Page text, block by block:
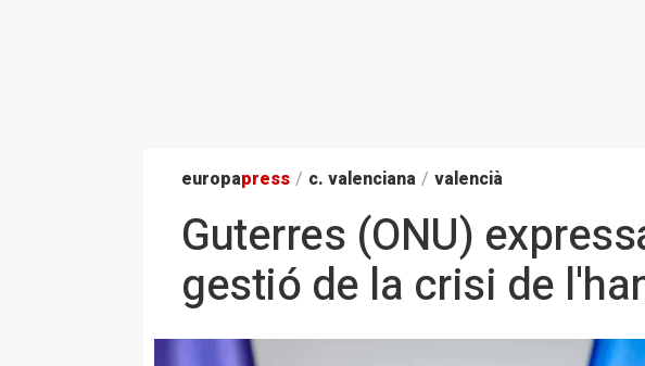
europapress / c. valenciana / valencià
Guterres (ONU)
gestió de la crisi de